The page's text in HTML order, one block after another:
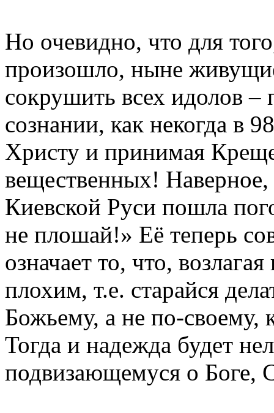
Но очевидно, что для
произошло, ныне
сокрушить всех идолов –
сознании, как некогда в
Христу и принимая
вещественных!
Киевской Руси пошла
не плошай!» Её теперь
означает то, что,
плохим, т.е. старайся
Божьему, а не по-своему,
Тогда и надежда будет
подвизающемуся о Боге,